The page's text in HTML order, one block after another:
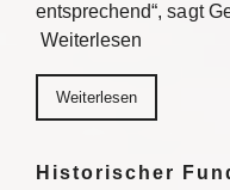
entsprechend“, sagt
Weiterlesen
Weiterlesen
Historischer